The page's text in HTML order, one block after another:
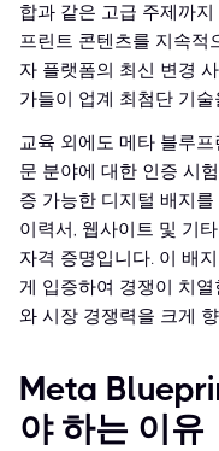
합과 같은 고급 주제까
프린트 콘텐츠를 지속적
자 플랫폼의 최신 변경
가들이 업계 최첨단 기
교육 외에도 메타 블루
문 분야에 대한 인증 시
증 가능한 디지털 배지
이력서, 웹사이트 및 기
자격 증명입니다. 이 배
게 입증하여 경쟁이 치
와 시장 경쟁력을 크게
Meta
야 하는 이유